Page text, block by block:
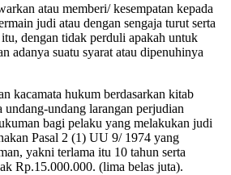
atau memberi/ kesempatan kepada
judi atau dengan sengaja turut serta
dengan tidak perduli apakah untuk
adanya suatu syarat atau dipenuhinya
kacamata hukum berdasarkan kitab
undang larangan perjudian
bagi pelaku yang melakukan judi
Pasal 2 (1) UU 9/ 1974 yang
yakni terlama itu 10 tahun serta
Rp.15.000.000. (lima belas juta).